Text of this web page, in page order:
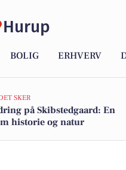
Hurup
BOLIG ERHVERV
SKER
på Skibstedgaard: En
historie og natur